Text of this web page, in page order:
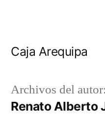
Caja Arequipa
Archivos del autor:
Renato Alberto